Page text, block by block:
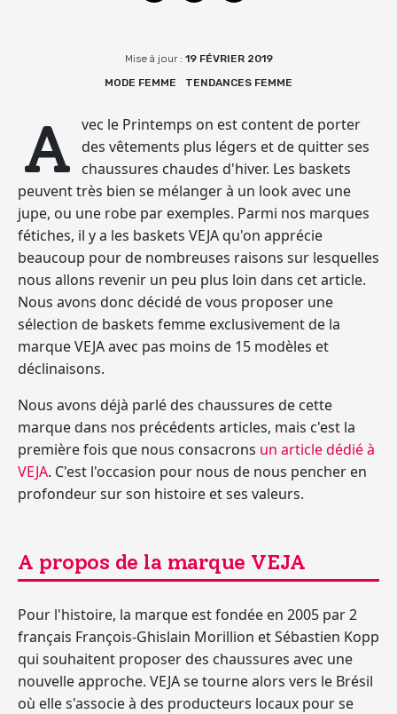
Mise à jour : 19 FÉVRIER 2019
MODE FEMME
TENDANCES FEMME
A vec le Printemps on est content de porter
des vêtements plus légers et de quitter ses
chaussures chaudes d'hiver. Les baskets
peuvent très bien se mélanger à un look avec une
jupe, ou une robe par exemples. Parmi nos marques
fétiches, il y a les baskets VEJA qu'on apprécie
beaucoup pour de nombreuses raisons sur lesquelles
nous allons revenir un peu plus loin dans cet article.
Nous avons donc décidé de vous proposer une
sélection de baskets femme exclusivement de la
marque VEJA avec pas moins de 15 modèles et
déclinaisons.
Nous avons déjà parlé des chaussures de cette
marque dans nos précédents articles, mais c'est la
première fois que nous consacrons un article dédié à
VEJA. C'est l'occasion pour nous de nous pencher en
profondeur sur son histoire et ses valeurs.
A propos de la marque VEJA
Pour l'histoire, la marque est fondée en 2005 par 2
français François-Ghislain Morillion et Sébastien Kopp
qui souhaitent proposer des chaussures avec une
nouvelle approche. VEJA se tourne alors vers le Brésil
où elle s'associe à des producteurs locaux pour se